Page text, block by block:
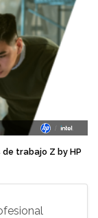
trabajo Z by HP